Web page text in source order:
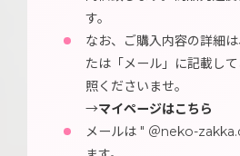
す。
なお、ご購入内容の詳細
たは「メール」に記載し
照くださいませ。
→マイページはこちら
メールは " ＠neko-